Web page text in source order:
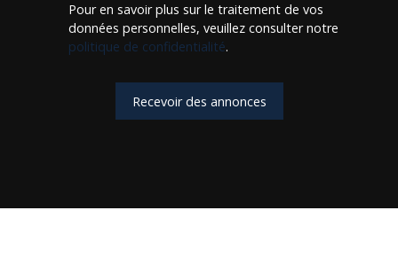
Pour en savoir plus sur le traitement de vos
données personnelles, veuillez consulter notre
politique de confidentialité.
Recevoir des annonces